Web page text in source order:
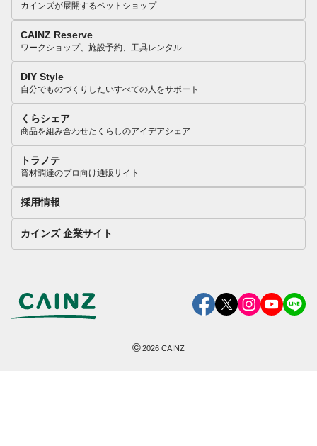
カインズが展開するペットショップ
CAINZ Reserve
ワークショップ、施設予約、工具レンタル
DIY Style
自分でものづくりしたいすべての人をサポート
くらシェア
商品を組み合わせたくらしのアイデアシェア
トラノテ
資材調達のプロ向け通販サイト
採用情報
カインズ 企業サイト
©2026 CAINZ